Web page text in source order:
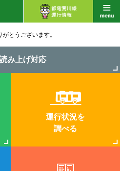
とうございます。
み上げ対応
運行状況を
調べる